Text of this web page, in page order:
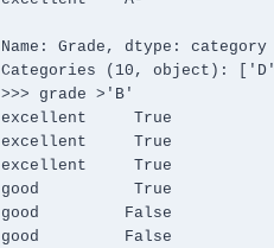
Name: Grade, dtype: category
Categories (10, object):
>>> grade >'B'
excellent     True
excellent     True
excellent     True
good          True
good         False
good         False